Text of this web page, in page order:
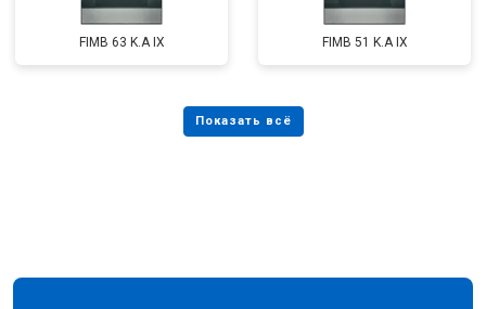
FIMB 63 K.A IX FIMB 51 K.A IX